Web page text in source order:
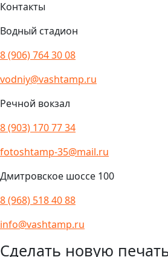
Контакты
Водный стадион
8 (906) 764 30 08
vodniy@vashtamp.ru
Речной вокзал
8 (903) 170 77 34
fotoshtamp-35@mail.ru
Дмитровское шоссе 100
8 (968) 518 40 88
info@vashtamp.ru
Сделать новую